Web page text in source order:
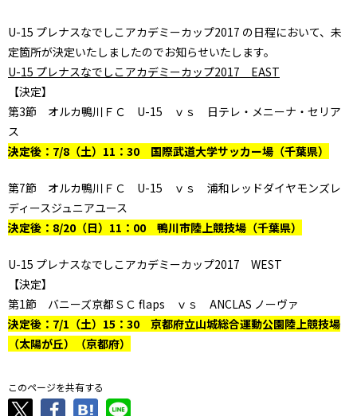
U-15 プレナスなでしこアカデミーカップ2017 の日程において、未
定箇所が決定いたしましたのでお知らせいたします。
U-15 プレナスなでしこアカデミーカップ2017 EAST
【決定】
第3節 オルカ鴨川ＦＣ U-15 ｖｓ 日テレ・メニーナ・セリア
ス
決定後：7/8（土）11：30 国際武道大学サッカー場（千葉県）
第7節 オルカ鴨川ＦＣ U-15 ｖｓ 浦和レッドダイヤモンズレ
ディースジュニアユース
決定後：8/20（日）11：00 鴨川市陸上競技場（千葉県）
U-15 プレナスなでしこアカデミーカップ2017 WEST
【決定】
第1節 バニーズ京都ＳＣ flaps ｖｓ ANCLAS ノーヴァ
決定後：7/1（土）15：30 京都府立山城総合運動公園陸上競技場
（太陽が丘）（京都府）
このページを共有する